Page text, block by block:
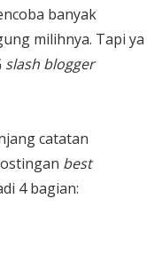
banyak
milihnya. Tapi ya
slash blogger
catatan
best
4 bagian: